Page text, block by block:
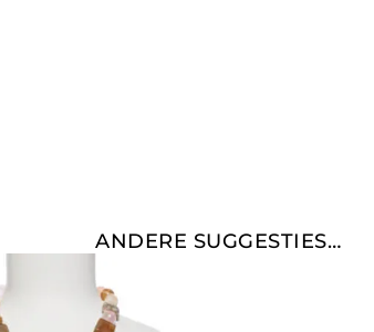
ANDERE SUGGESTIES…